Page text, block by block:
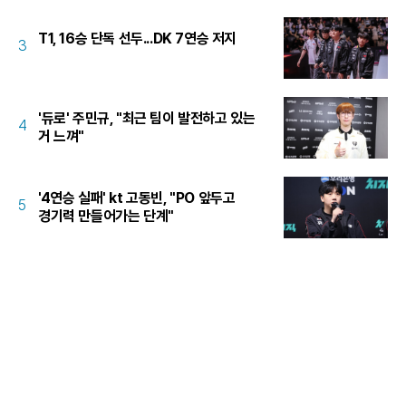
3 T1, 16승 단독 선두...DK 7연승 저지
4
'듀로' 주민규, "최근 팀이 발전하고 있는
거 느껴"
5
'4연승 실패' kt 고동빈, "PO 앞두고
경기력 만들어가는 단계"